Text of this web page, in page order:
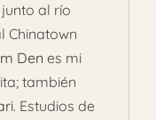
al río
Chinatown
Den es mi
también
. Estudios de